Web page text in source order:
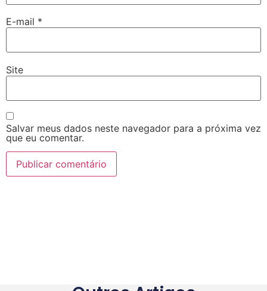
E-mail *
Site
Salvar meus dados neste navegador para a próxima vez
que eu comentar.